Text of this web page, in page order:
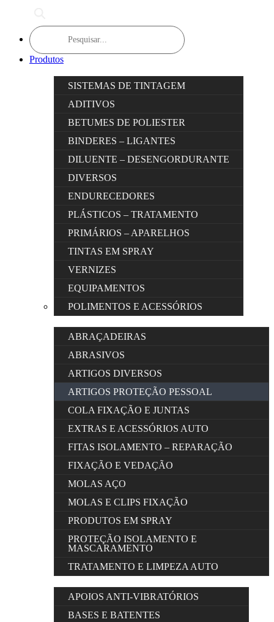
Products
search
Produtos
SISTEMAS DE TINTAGEM
ADITIVOS
BETUMES DE POLIESTER
BINDERES – LIGANTES
DILUENTE – DESENGORDURANTE
DIVERSOS
ENDURECEDORES
PLÁSTICOS – TRATAMENTO
PRIMÁRIOS – APARELHOS
TINTAS EM SPRAY
VERNIZES
EQUIPAMENTOS
POLIMENTOS E ACESSÓRIOS
ABRAÇADEIRAS
ABRASIVOS
ARTIGOS DIVERSOS
ARTIGOS PROTEÇÃO PESSOAL
COLA FIXAÇÃO E JUNTAS
EXTRAS E ACESSÓRIOS AUTO
FITAS ISOLAMENTO – REPARAÇÃO
FIXAÇÃO E VEDAÇÃO
MOLAS AÇO
MOLAS E CLIPS FIXAÇÃO
PRODUTOS EM SPRAY
PROTEÇÃO ISOLAMENTO E
MASCARAMENTO
TRATAMENTO E LIMPEZA AUTO
APOIOS ANTI-VIBRATÓRIOS
BASES E BATENTES